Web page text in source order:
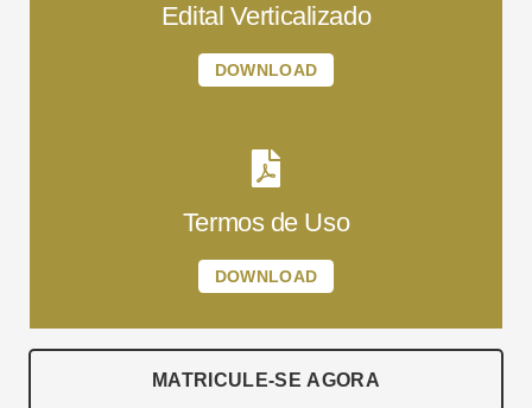
Edital Verticalizado
DOWNLOAD
Termos de Uso
DOWNLOAD
MATRICULE-SE AGORA